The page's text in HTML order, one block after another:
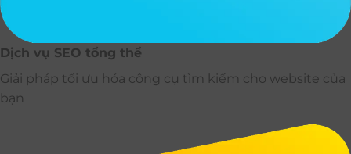
Dịch vụ SEO tổng thể
Giải pháp tối ưu hóa công cụ tìm kiếm cho website của
bạn